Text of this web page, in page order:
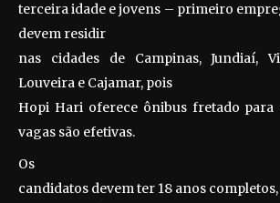
terceira idade e jovens – primeiro
devem residir
nas cidades de Campinas, Jundiaí,
Louveira e Cajamar, pois
Hopi Hari oferece ônibus fretado para
vagas são efetivas.
Os
candidatos devem ter 18 anos